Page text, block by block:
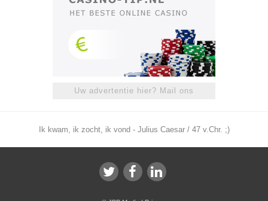
Uw advertentie hier? Mail ons
Ik kwam, ik zocht, ik vond - Julius Caesar / 47 v.Chr. ;)